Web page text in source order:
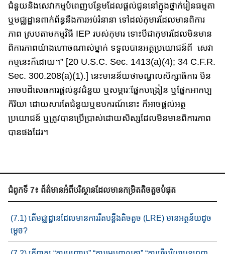
ជំពូកទី 7៖ ព័ត៌មានអំពីបរិស្ថានដែលមានកម្រិតតិចតួចបំផុត
(7.1) តើមជ្ឈដ្ឋានដែល​មានការរឹតបន្តឹង​តិចតួច (LRE) មាន​អត្ថន័យ​​ដូច
ម្ដេច?​
ជំនួយ​និង​សេវាកម្ម​បំពេញ​​បន្ថែម​ដែល​ផ្ដល់ជូន​នៅក្នុងថ្នាក់រៀ​ន​ធម្មតា
ឬមជ្ឈដ្ឋានពាក់ព័ន្ធនឹងការអប់រំនានា ទៅ​ដល់​កុមារ​ដែល​មានពិការ
ភាព ស្រប​តាមកម្មវិធី IEP របស់កុមារ ទោះបីជាកុមារ​ដែល​មិនមាន
ពិការភាព​យ៉ាង​ហោចណាស់​ម្នាក់ ​ទទួលបានអត្ថប្រយោជន៍ពី សេវា
កម្មនេះក៏ដោយ។” [20 U.S.C. Sec. 1413(a)(4); 34 C.F.R.
Sec. 30​0.​20​8​(a)(1).] នេះ​មានន័យថាមណ្ឌលសិក្សាធិការ មិន
អាចបដិសេធការផ្ដល់នូវជំនួយ ឬ​សម្ភារៈផ្នែក​បង្រៀន ឬផ្នែក​អាកប្ប
កិរិយា ដោយសារតែ​ជំនួយឬឧបករ​ណ៍​នោះ ក៏​អាច​ផ្ដល់អត្ថ
ប្រយោជន៍ ឬត្រូវបាន​ប្រើប្រាស់​ដោយ​សិស្ស​ដែលមិនមានពិការភា​ព​
បាន​ផង​ដែរ។